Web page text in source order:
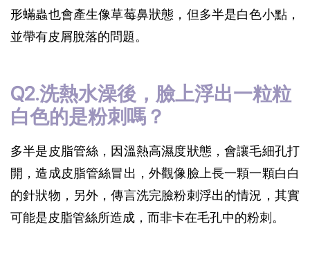
形蟎蟲也會產生像草莓鼻狀態，但多半是白色小點，
並帶有皮屑脫落的問題。
Q2.洗熱水澡後，臉上浮出一粒粒
白色的是粉刺嗎？
多半是皮脂管絲，因溫熱高濕度狀態，會讓毛細孔打
開，造成皮脂管絲冒出，外觀像臉上長一顆一顆白白
的針狀物，另外，傳言洗完臉粉刺浮出的情況，其實
可能是皮脂管絲所造成，而非卡在毛孔中的粉刺。